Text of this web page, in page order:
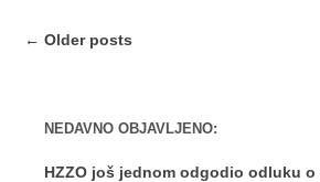
Post
← Older posts
NEDAVNO OBJAVLJENO:
HZZO još jednom odgodio odluku